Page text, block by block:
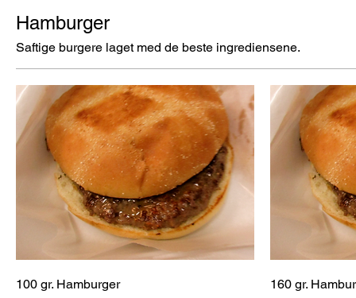
Hamburger
Saftige burgere laget med de beste ingrediensene.
100 gr. Hamburger
160 gr.